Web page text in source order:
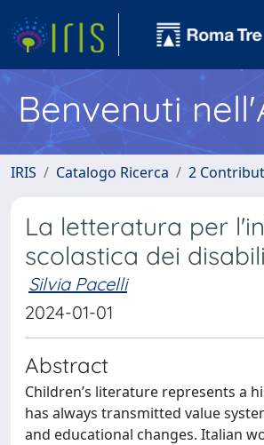
Benvenuti
IRIS Catalogo Ricerca 2
La letteratura per
scolastica dei
Silvia Pacelli
2024-01-01
Abstract
Children’s literature represents a
has always transmitted value
and educational changes. Italian